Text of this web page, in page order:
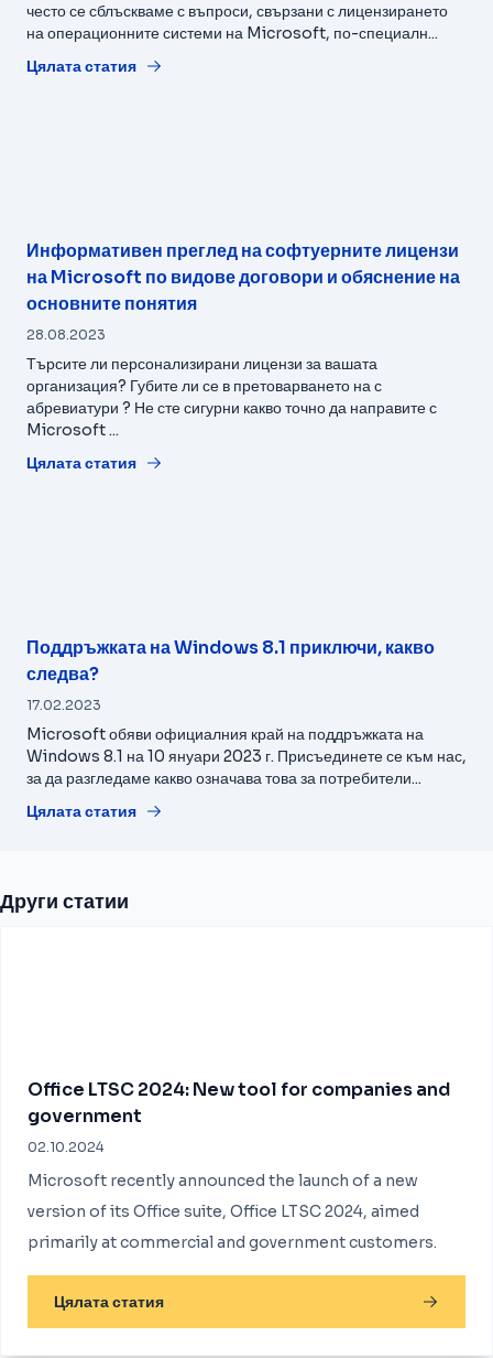
често се сблъскваме с въпроси, свързани с лицензирането
на операционните системи на Microsoft, по-специалн...
Цялата статия
Информативен преглед на софтуерните лицензи
на Microsoft по видове договори и обяснение на
основните понятия
28.08.2023
Търсите ли персонализирани лицензи за вашата
организация? Губите ли се в претоварването на с
абревиатури ? Не сте сигурни какво точно да направите с
Microsoft ...
Цялата статия
Поддръжката на Windows 8.1 приключи, какво
следва?
17.02.2023
Microsoft обяви официалния край на поддръжката на
Windows 8.1 на 10 януари 2023 г. Присъединете се към нас,
за да разгледаме какво означава това за потребители...
Цялата статия
Други статии
Office LTSC 2024: New tool for companies and
government
02.10.2024
Microsoft recently announced the launch of a new
version of its Office suite, Office LTSC 2024, aimed
primarily at commercial and government customers.
Цялата статия